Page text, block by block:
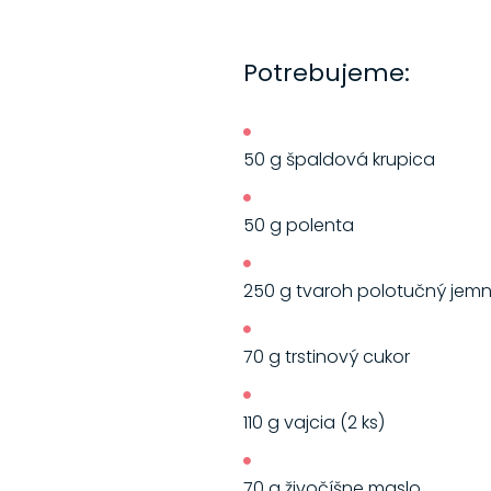
Potrebujeme:
50 g špaldová krupica
50 g polenta
250 g tvaroh polotučný
70 g trstinový cukor
110 g vajcia (2 ks)